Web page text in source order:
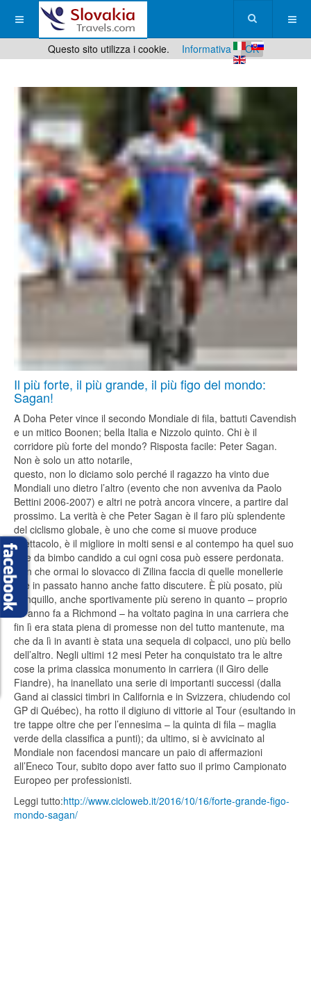
Questo sito utilizza i cookie. Informativa OK
Il più forte, il più grande, il più figo del mondo:
Sagan!
A Doha Peter vince il secondo Mondiale di fila, battuti Cavendish
e un mitico Boonen; bella Italia e Nizzolo quinto. Chi è il
corridore più forte del mondo? Risposta facile: Peter Sagan.
Non è solo un atto notarile,
questo, non lo diciamo solo perché il ragazzo ha vinto due
Mondiali uno dietro l’altro (evento che non avveniva da Paolo
Bettini 2006-2007) e altri ne potrà ancora vincere, a partire dal
prossimo. La verità è che Peter Sagan è il faro più splendente
del ciclismo globale, è uno che come si muove produce
spettacolo, è il migliore in molti sensi e al contempo ha quel suo
fare da bimbo candido a cui ogni cosa può essere perdonata.
Non che ormai lo slovacco di Zilina faccia di quelle monellerie
che in passato hanno anche fatto discutere. È più posato, più
tranquillo, anche sportivamente più sereno in quanto – proprio
un anno fa a Richmond – ha voltato pagina in una carriera che
fin lì era stata piena di promesse non del tutto mantenute, ma
che da lì in avanti è stata una sequela di colpacci, uno più bello
dell’altro. Negli ultimi 12 mesi Peter ha conquistato tra le altre
cose la prima classica monumento in carriera (il Giro delle
Fiandre), ha inanellato una serie di importanti successi (dalla
Gand ai classici timbri in California e in Svizzera, chiudendo col
GP di Québec), ha rotto il digiuno di vittorie al Tour (esultando in
tre tappe oltre che per l’ennesima – la quinta di fila – maglia
verde della classifica a punti); da ultimo, si è avvicinato al
Mondiale non facendosi mancare un paio di affermazioni
all’Eneco Tour, subito dopo aver fatto suo il primo Campionato
Europeo per professionisti.
Leggi tutto:http://www.cicloweb.it/2016/10/16/forte-grande-figo-
mondo-sagan/